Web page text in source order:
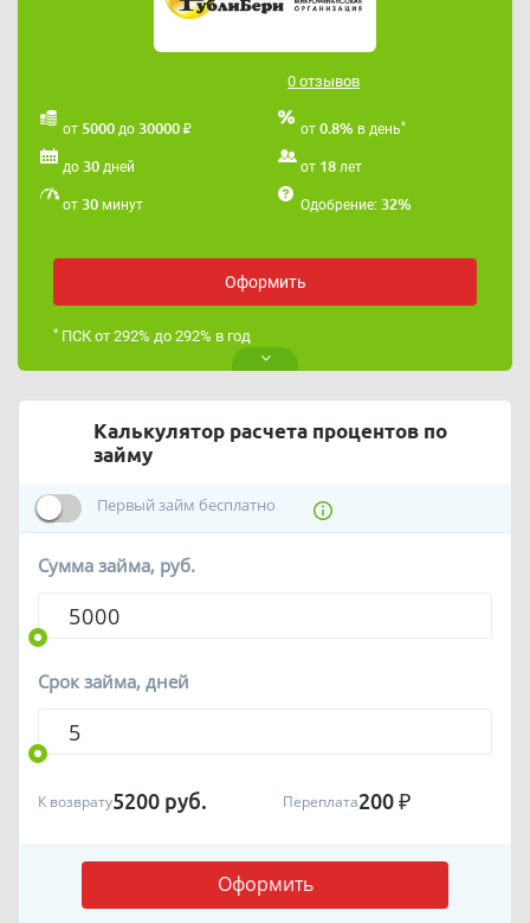
0 отзывов
от 5000 до 30000 ₽ от 0.8% в день*
до 30 дней от 18 лет
от 30 минут Одобрение: 32%
Оформить
*ПСК от 292% до 292% в год
Калькулятор расчета процентов по
займу
Первый займ бесплатно
Сумма займа, руб.
Срок займа, дней
Оформить
К возврату5200 руб. Переплата200 ₽